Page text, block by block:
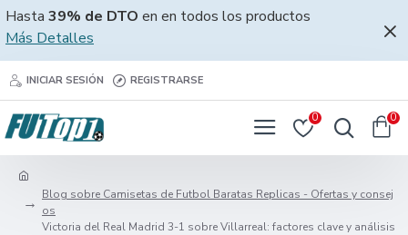
Hasta 39% de DTO en en todos los productos
Más Detalles
INICIAR SESIÓN REGISTRARSE
0 0
Blog sobre Camisetas de Futbol Baratas Replicas - Ofertas y consej
os
Victoria del Real Madrid 3-1 sobre Villarreal: factores clave y análisis